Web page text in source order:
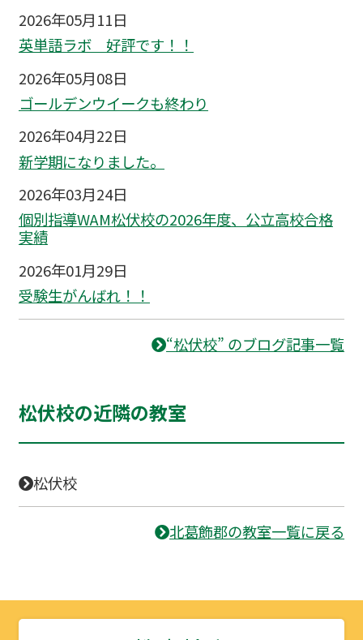
2026年05月11日
英単語ラボ 好評です！！
2026年05月08日
ゴールデンウイークも終わり
2026年04月22日
新学期になりました。
2026年03月24日
個別指導WAM松伏校の2026年度、公立高校合格
実績
2026年01月29日
受験生がんばれ！！
“松伏校” のブログ記事一覧
松伏校の近隣の教室
松伏校
北葛飾郡の教室一覧に戻る